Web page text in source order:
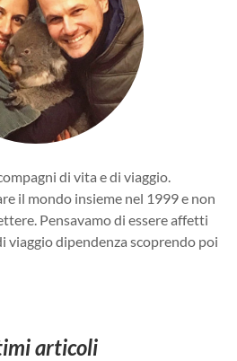
di vita e di viaggio.
il mondo insieme nel 1999 e non
Pensavamo di essere affetti
viaggio dipendenza scoprendo poi
articoli